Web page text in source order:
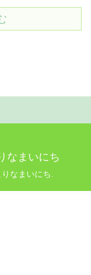
なまいにち
なまいにち.